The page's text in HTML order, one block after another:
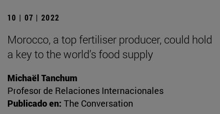
10 | 07 | 2022
Morocco, a top fertiliser producer, could hold
a key to the world’s food supply
Michaël Tanchum
Profesor de Relaciones Internacionales
Publicado en: The Conversation